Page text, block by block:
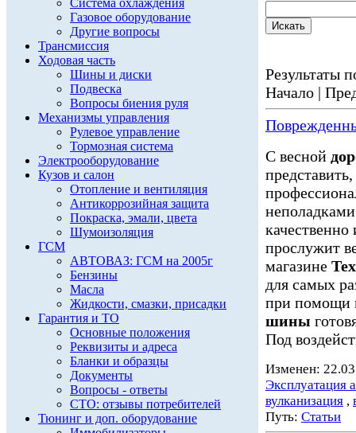
Система охлаждения
Газовое оборудование
Другие вопросы
Трансмиссия
Ходовая часть
Шины и диски
Подвеска
Вопросы биения руля
Механизмы управления
Рулевое управление
Тормозная система
Электрооборудование
Кузов и салон
Отопление и вентиляция
Антикоррозийная защита
Покраска, эмали, цвета
Шумоизоляция
ГСМ
АВТОВАЗ: ГСМ на 2005г
Бензины
Масла
Жидкости, смазки, присадки
Гарантия и ТО
Основные положения
Реквизиты и адреса
Бланки и образцы
Документы
Вопросы - ответы
СТО: отзывы потребителей
Тюнинг и доп. оборудование
Результаты
Начало |
С весной
качественно
прослужит
магазине
для самых
при помощи
шины
Под
Изменен:
Эксплуатация
вулканизация ,
Путь: Статьи